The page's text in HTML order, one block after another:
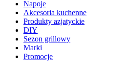
Napoje
Akcesoria kuchenne
Produkty azjatyckie
DIY
Sezon grillowy
Marki
Promocje